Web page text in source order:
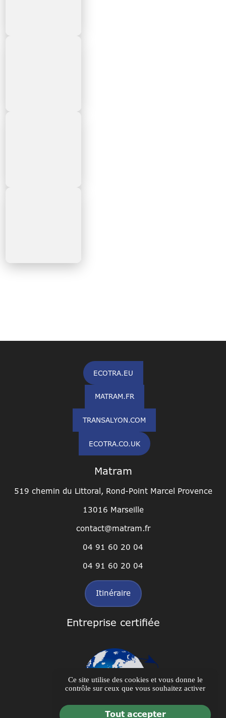
ECOTRA.EU
MATRAM.FR
TRANSALYON.COM
ECOTRA.CO.UK
Matram
519 chemin du Littoral, Rond-Point Marcel Provence
13016 Marseille
contact@matram.fr
04 91 60 20 04
04 91 60 20 04
Itinéraire
Entreprise certifiée
Ce site utilise des cookies et vous donne le
contrôle sur ceux que vous souhaitez activer
Tout accepter